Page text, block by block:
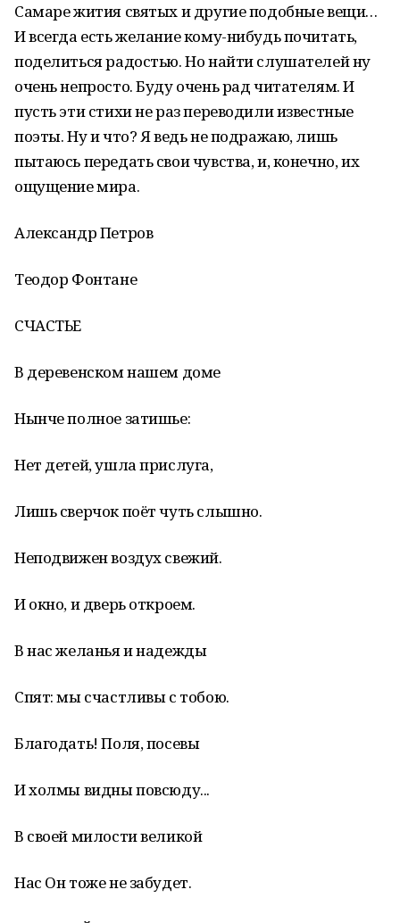
Самаре жития святых и другие подобные вещи…
И всегда есть желание кому-нибудь почитать,
поделиться радостью. Но найти слушателей ну
очень непросто. Буду очень рад читателям. И
пусть эти стихи не раз переводили известные
поэты. Ну и что? Я ведь не подражаю, лишь
пытаюсь передать свои чувства, и, конечно, их
ощущение мира.
Александр Петров
Теодор Фонтане
СЧАСТЬЕ
В деревенском нашем доме
Нынче полное затишье:
Нет детей, ушла прислуга,
Лишь сверчок поёт чуть слышно.
Неподвижен воздух свежий.
И окно, и дверь откроем.
В нас желанья и надежды
Спят: мы счастливы с тобою.
Благодать! Поля, посевы
И холмы видны повсюду...
В своей милости великой
Нас Он тоже не забудет.